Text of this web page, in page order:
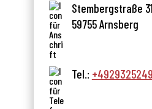
Stembergstraße 31
59755 Arnsberg
Tel.: